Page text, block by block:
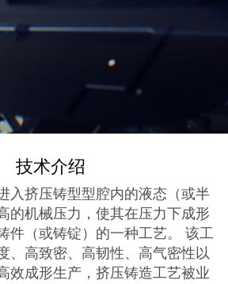
技术介绍
入挤压铸型型腔内的液态（或半
的机械压力，使其在压力下成形
件（或铸锭）的一种工艺。
该工
、高致密、高韧性、高气密性以
效成形生产，挤压铸造工艺被业